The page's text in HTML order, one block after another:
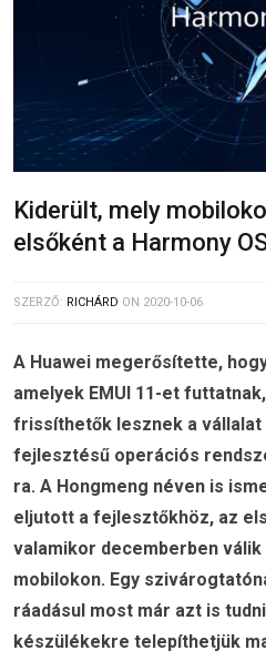
Kiderült, mely
elsőként a Harmony
SZERZŐ: RICHÁRD ON 2020-10-06
A Huawei megerősítette,
amelyek EMUI 11-et
frissíthetők lesznek a
fejlesztésű operációs
ra. A Hongmeng néven is
eljutott a fejlesztőkhöz, az
valamikor decemberben
mobilokon. Egy
ráadásul most már azt is
készülékekre telepíthetjük